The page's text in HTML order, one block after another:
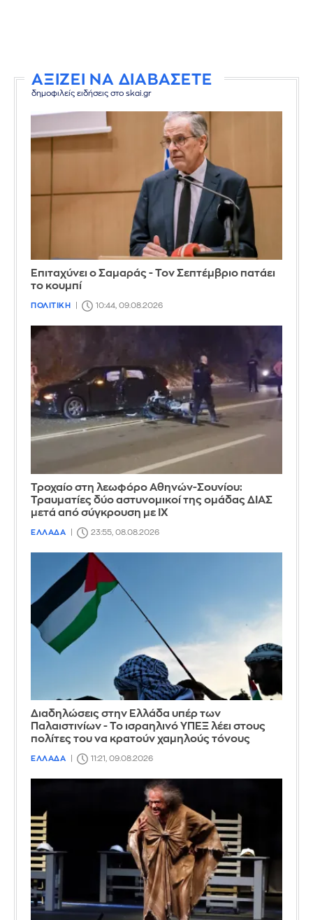
ΑΞΙΖΕΙ ΝΑ ΔΙΑΒΑΣΕΤΕ
δημοφιλείς ειδήσεις στο skai.gr
Επιταχύνει ο Σαμαράς - Τον Σεπτέμβριο πατάει
το κουμπί
ΠΟΛΙΤΙΚΗ 10:44, 09.08.2026
Τροχαίο στη λεωφόρο Αθηνών-Σουνίου:
Τραυματίες δύο αστυνομικοί της ομάδας ΔΙΑΣ
μετά από σύγκρουση με ΙΧ
ΕΛΛΑΔΑ 23:55, 08.08.2026
Διαδηλώσεις στην Ελλάδα υπέρ των
Παλαιστινίων - Το ισραηλινό ΥΠΕΞ λέει στους
πολίτες του να κρατούν χαμηλούς τόνους
ΕΛΛΑΔΑ 11:21, 09.08.2026